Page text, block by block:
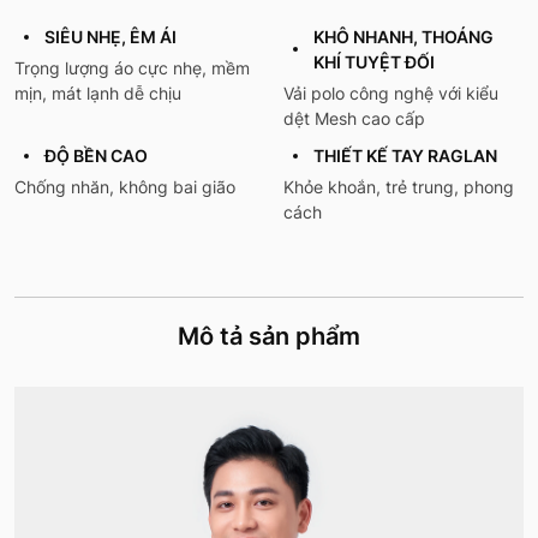
SIÊU NHẸ, ÊM ÁI
Trọng lượng áo cực nhẹ, mềm
mịn, mát lạnh dễ chịu
KHÔ NHANH, THOÁNG
KHÍ TUYỆT ĐỐI
Vải polo công nghệ với kiểu
dệt Mesh cao cấp
ĐỘ BỀN CAO
Chống nhăn, không bai gião
THIẾT KẾ TAY RAGLAN
Khỏe khoắn, trẻ trung, phong
cách
Mô tả sản phẩm